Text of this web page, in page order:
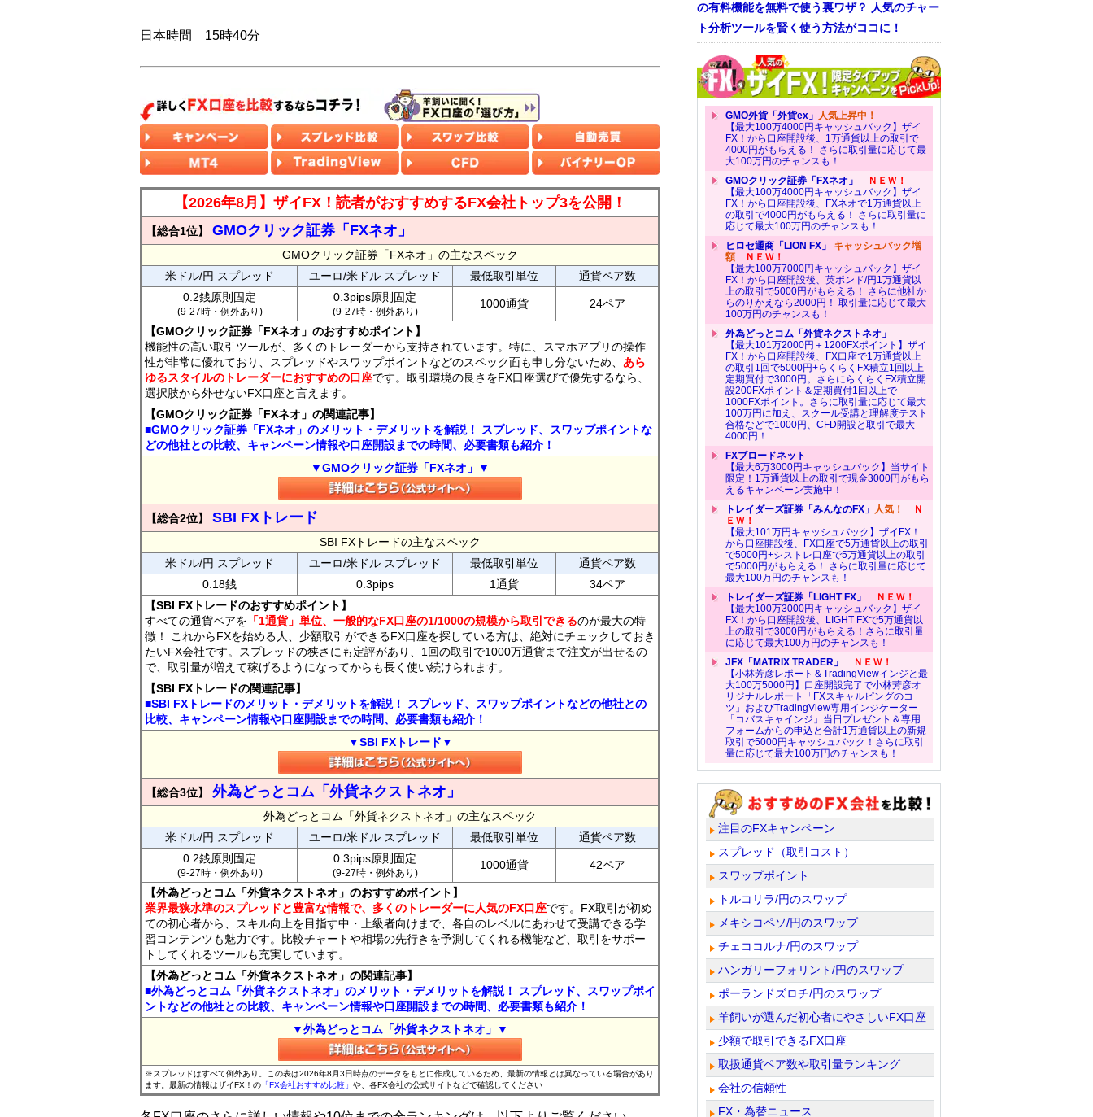
日本時間 15時40分
【2026年8月】ザイFX！読者がおすすめするFX会社トップ3を公開！
【総合1位】 GMOクリック証券「FXネオ」
GMOクリック証券「FXネオ」の主なスペック
米ドル/円 スプレッド
ユーロ/米ドル スプレッド 最低取引単位
通貨ペア数
0.2銭原則固定
(9-27時・例外あり)
0.3pips原則固定
(9-27時・例外あり)
1000通貨 24ペア
【GMOクリック証券「FXネオ」のおすすめポイント】
機能性の高い取引ツールが、多くのトレーダーから支持されています。特に、スマホアプリの操作
性が非常に優れており、スプレッドやスワップポイントなどのスペック面も申し分ないため、 あら
ゆるスタイルのトレーダーにおすすめの口座です。取引環境の良さをFX口座選びで優先するなら、
選択肢から外せないFX口座と言えます。
【GMOクリック証券「FXネオ」の関連記事】
■GMOクリック証券「FXネオ」のメリット・デメリットを解説！ スプレッド、スワップポイントな
どの他社との比較、キャンペーン情報や口座開設までの時間、必要書類も紹介！
▼GMOクリック証券「FXネオ」▼
【総合2位】 SBI FXトレード
SBI FXトレードの主なスペック
米ドル/円 スプレッド
ユーロ/米ドル スプレッド 最低取引単位
通貨ペア数
0.18銭
0.3pips 1通貨
34ペア
【SBI FXトレードのおすすめポイント】
すべての通貨ペアを 「1通貨」単位、一般的なFX口座の1/1000の規模から取引できるのが最大の特
徴！ これからFXを始める人、少額取引ができるFX口座を探している方は、絶対にチェックしておき
たいFX会社です。スプレッドの狭さにも定評があり、1回の取引で1000万通貨まで注文が出せるの
で、取引量が増えて稼げるようになってからも長く使い続けられます。
【SBI FXトレードの関連記事】
■SBI FXトレードのメリット・デメリットを解説！ スプレッド、スワップポイントなどの他社との
比較、キャンペーン情報や口座開設までの時間、必要書類も紹介！
▼SBI FXトレード▼
【総合3位】 外為どっとコム「外貨ネクストネオ」
外為どっとコム「外貨ネクストネオ」の主なスペック
米ドル/円 スプレッド
ユーロ/米ドル スプレッド 最低取引単位
通貨ペア数
0.2銭原則固定
(9-27時・例外あり)
0.3pips原則固定
(9-27時・例外あり)
1000通貨 42ペア
【外為どっとコム「外貨ネクストネオ」のおすすめポイント】
業界最狭水準のスプレッドと豊富な情報で、多くのトレーダーに人気のFX口座です。FX取引が初め
ての初心者から、スキル向上を目指す中・上級者向けまで、各自のレベルにあわせて受講できる学
習コンテンツも魅力です。比較チャートや相場の先行きを予測してくれる機能など、取引をサポー
トしてくれるツールも充実しています。
【外為どっとコム「外貨ネクストネオ」の関連記事】
■外為どっとコム「外貨ネクストネオ」のメリット・デメリットを解説！ スプレッド、スワップポイ
ントなどの他社との比較、キャンペーン情報や口座開設までの時間、必要書類も紹介！
▼外為どっとコム「外貨ネクストネオ」▼
※スプレッドはすべて例外あり。この表は2026年8月3日時点のデータをもとに作成しているため、最新の情報とは異なっている場合があり
ます。最新の情報はザイFX！の 「FX会社おすすめ比較」 や、各FX会社の公式サイトなどで確認してください
の有料機能を無料で使う裏ワザ？ 人気のチャー
ト分析ツールを賢く使う方法がココに！
GMO外貨「外貨ex」 人気上昇中！
【最大100万4000円キャッシュバック】ザイ
FX！から口座開設後、1万通貨以上の取引で
4000円がもらえる！ さらに取引量に応じて最
大100万円のチャンスも！
GMOクリック証券「FXネオ」
ＮＥＷ！
【最大100万4000円キャッシュバック】ザイ
FX！から口座開設後、FXネオで1万通貨以上
の取引で4000円がもらえる！ さらに取引量に
応じて最大100万円のチャンスも！
ヒロセ通商「LION FX」 キャッシュバック増
額ＮＥＷ！
【最大100万7000円キャッシュバック】ザイ
FX！から口座開設後、英ポンド/円1万通貨以
上の取引で5000円がもらえる！ さらに他社か
らのりかえなら2000円！ 取引量に応じて最大
100万円のチャンスも！
外為どっとコム「外貨ネクストネオ」
【最大101万2000円＋1200FXポイント】ザイ
FX！から口座開設後、FX口座で1万通貨以上
の取引1回で5000円+らくらくFX積立1回以上
定期買付で3000円。さらにらくらくFX積立開
設200FXポイント＆定期買付1回以上で
1000FXポイント。さらに取引量に応じて最大
100万円に加え、スクール受講と理解度テスト
合格などで1000円、CFD開設と取引で最大
4000円！
FXブロードネット
【最大6万3000円キャッシュバック】当サイト
限定！1万通貨以上の取引で現金3000円がもら
えるキャンペーン実施中！
トレイダーズ証券「みんなのFX」 人気！
Ｎ
ＥＷ！
【最大101万円キャッシュバック】ザイFX！
から口座開設後、FX口座で5万通貨以上の取引
で5000円+シストレ口座で5万通貨以上の取引
で5000円がもらえる！ さらに取引量に応じて
最大100万円のチャンスも！
トレイダーズ証券「LIGHT FX」
ＮＥＷ！
【最大100万3000円キャッシュバック】ザイ
FX！から口座開設後、LIGHT FXで5万通貨以
上の取引で3000円がもらえる！さらに取引量
に応じて最大100万円のチャンスも！
JFX「MATRIX TRADER」
ＮＥＷ！
【小林芳彦レポート＆TradingViewインジと最
大100万5000円】口座開設完了で小林芳彦オ
リジナルレポート「FXスキャルピングのコ
ツ」およびTradingView専用インジケーター
「コバスキャインジ」当日プレゼント＆専用
フォームからの申込と合計1万通貨以上の新規
取引で5000円キャッシュバック！さらに取引
量に応じて最大100万円のチャンスも！
注目のFXキャンペーン
スプレッド（取引コスト）
スワップポイント
トルコリラ/円のスワップ
メキシコペソ/円のスワップ
チェココルナ/円のスワップ
ハンガリーフォリント/円のスワップ
ポーランドズロチ/円のスワップ
羊飼いが選んだ初心者にやさしいFX口座
少額で取引できるFX口座
取扱通貨ペア数や取引量ランキング
会社の信頼性
FX・為替ニュース